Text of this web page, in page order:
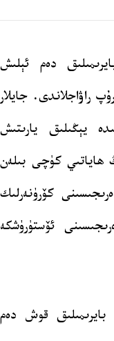
دەم ئېلىش
راۋاجلاندى. جايلار
يېڭىلىق يارىتىش
ھاياتىي كۈچى بىلەن
كۆرۈنەرلىك
ئۆستۈرۈشكە
قوش دەم